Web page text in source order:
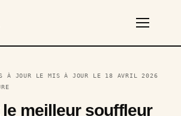
À JOUR LE MIS À JOUR LE 18 AVRIL 2026
le meilleur souffleur